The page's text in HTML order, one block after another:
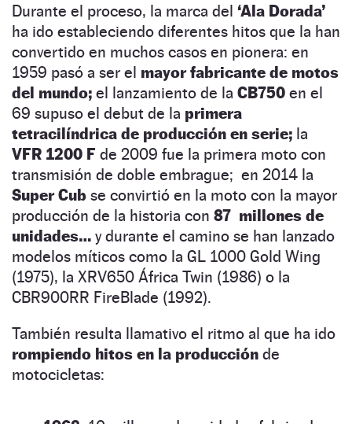
Durante el proceso, la marca del ‘Ala Dorada’
ha ido estableciendo diferentes hitos que la han
convertido en muchos casos en pionera: en
1959 pasó a ser el mayor fabricante de motos
del mundo; el lanzamiento de la CB750 en el
69 supuso el debut de la primera
tetracilíndrica de producción en serie; la
VFR 1200 F de 2009 fue la primera moto con
transmisión de doble embrague; en 2014 la
Super Cub se convirtió en la moto con la mayor
producción de la historia con 87 millones de
unidades… y durante el camino se han lanzado
modelos míticos como la GL 1000 Gold Wing
(1975), la XRV650 África Twin (1986) o la
CBR900RR FireBlade (1992).
También resulta llamativo el ritmo al que ha ido
rompiendo hitos en la producción de
motocicletas: